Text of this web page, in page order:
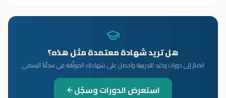
هل تريد شهادة معتمدة مثل هذه؟
انضمّ إلى دورات وكيد التدريبية واحصل على شهادتك الموثّقة في سجلّنا الرسمي
استعرض الدورات وسجّل